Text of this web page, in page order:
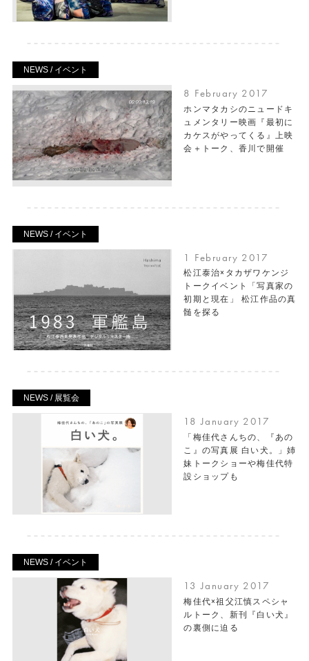
NEWS / イベント
8 February 2017
ホンマタカシのニュードキ
ュメンタリー映画『最初に
カケスがやってくる』上映
会＋トーク、香川で開催
NEWS / イベント
1 February 2017
松江泰治×タカザワケンジ
トークイベント「写真家の
初期と現在」 松江作品の真
髄を探る
NEWS / 展覧会
18 January 2017
「梅佳代さんちの、『あの
こ』の写真展 白い犬。」姉
妹トークショーや梅佳代特
設ショップも
NEWS / イベント
13 January 2017
梅佳代×祖父江慎スペシャ
ルトーク、新刊『白い犬』
の裏側に迫る